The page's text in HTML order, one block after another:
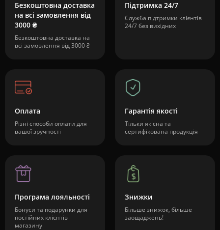
Безкоштовна доставка
на всі замовлення від
3000 ₴
Безкоштовна доставка на
всі замовлення від 3000 ₴
Підтримка 24/7
Служба підтримки клієнтів
24/7 без вихідних
Оплата
Різні способи оплати для
вашої зручності
Гарантія якості
Тільки якісна та
сертифікована продукція
Програма лояльності
Бонуси та подарунки для
постійних клієнтів
магазину
Знижки
Більше знижок, більше
заощаджень!